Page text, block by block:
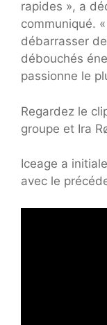
rapides », a
communiqué.
débarrasser
débouchés
passionne le
Regardez le
groupe et Ira
Iceage a
avec le